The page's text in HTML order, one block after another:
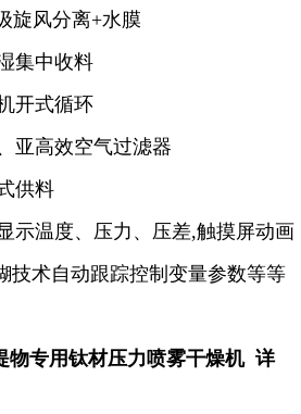
旋风分离+水膜
集中收料
开式循环
亚高效空气过滤器
供料
示温度、压力、压差,触摸屏动画
技术自动跟踪控制变量参数等等
物专用钛材压力喷雾干燥机 详